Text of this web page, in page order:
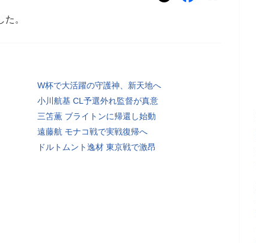
。
W杯で大活躍の守護神、新天地へ
小川航基 CL予選外れ監督が真意
三笘薫 ブライトンに帰還し始動
遠藤航 モナコ戦で実戦復帰へ
ドルトムント逸材 東京戦で激昂